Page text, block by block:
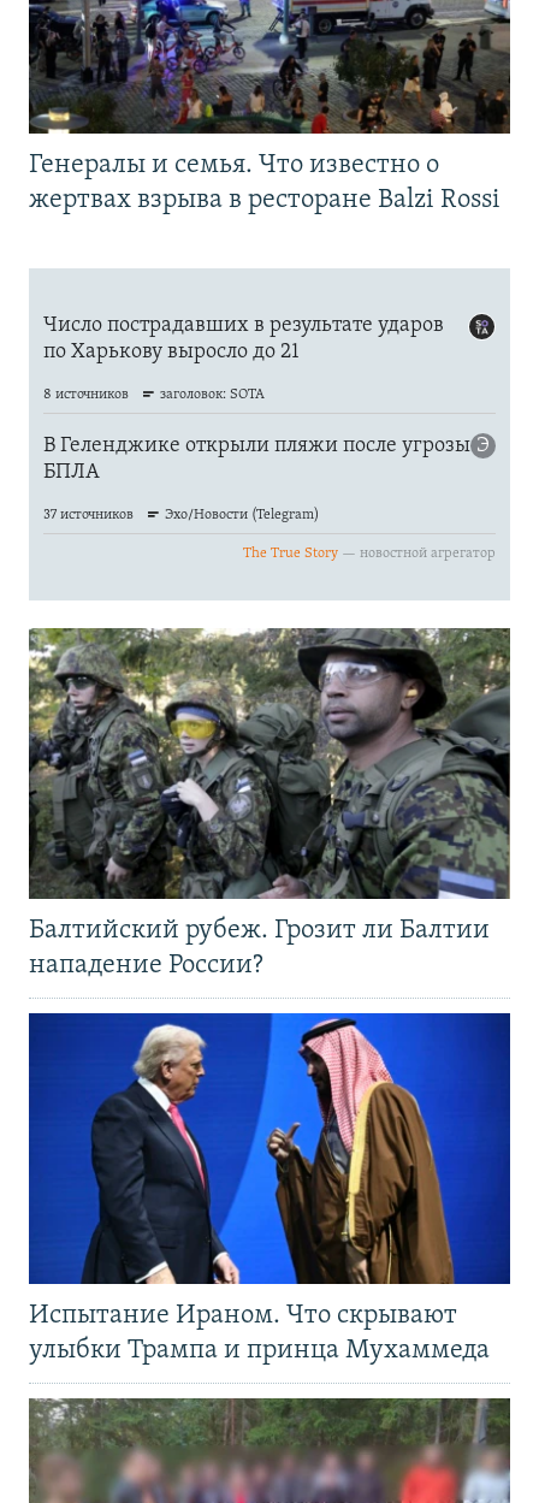
Генералы и семья. Что известно о
жертвах взрыва в ресторане Balzi Rossi
Балтийский рубеж. Грозит ли Балтии
нападение России?
Испытание Ираном. Что скрывают
улыбки Трампа и принца Мухаммеда